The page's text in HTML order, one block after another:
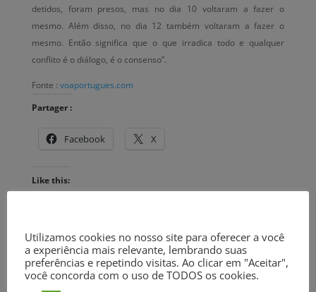
detidos, foram presos, mas no dia 10 voltaram a fazer o
mesmo. Além disso, no dia 12 também voltaram a fazer o
mesmo. Então significa que o que irradica todo e qualquer
conflito é o diálogo, é o consenso”.
Fonte : voaportugues.com
Partager :
Facebook X
Like this:
Também poderá gostar
Utilizamos cookies no nosso site para oferecer a você
a experiência mais relevante, lembrando suas
preferências e repetindo visitas. Ao clicar em "Aceitar",
você concorda com o uso de TODOS os cookies.